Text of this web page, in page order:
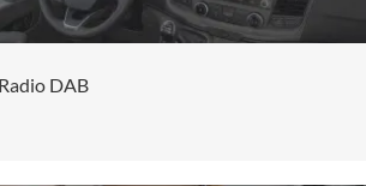
DAB